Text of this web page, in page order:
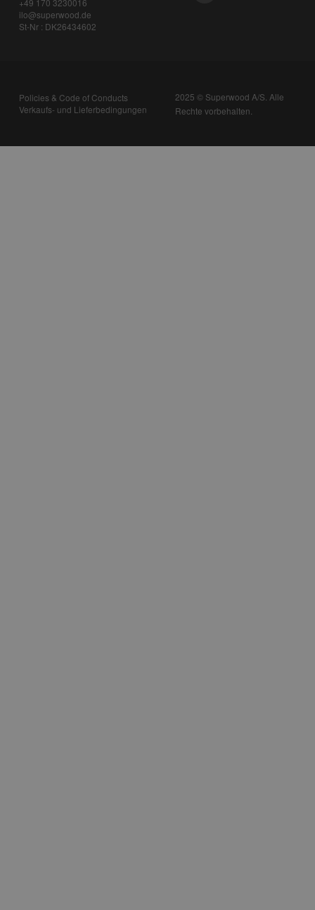
ilo@superwood.de
St-Nr : DK26434602
Policies & Code of Conducts
Verkaufs- und Lieferbedingungen
2025 © Superwood A/S. Alle
Rechte vorbehalten.